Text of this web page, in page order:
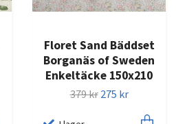
Floret Sand Bäddset
Borganäs of Sweden
Enkeltäcke 150x210
379 kr 275 kr